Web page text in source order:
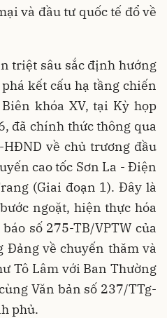
và đầu tư quốc tế đổ về
triệt sâu sắc định hướng
kết cấu hạ tầng chiến
khóa XV, tại Kỳ họp
đã chính thức thông qua
về chủ trương đầu
cao tốc Sơn La - Điện
(Giai đoạn 1). Đây là
ngoặt, hiện thực hóa
số 275-TB/VPTW của
Đảng về chuyến thăm và
Tô Lâm với Ban Thường
Văn bản số 237/TTg-
phủ.